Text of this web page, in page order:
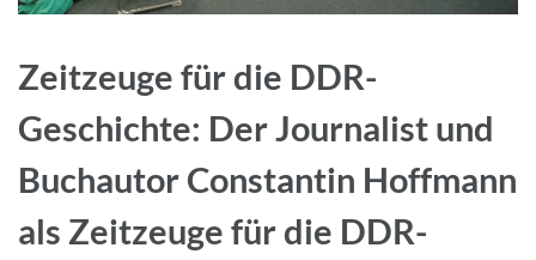
Zeitzeuge für die DDR-
Geschichte: Der Journalist und
Buchautor Constantin Hoffmann
als Zeitzeuge für die DDR-